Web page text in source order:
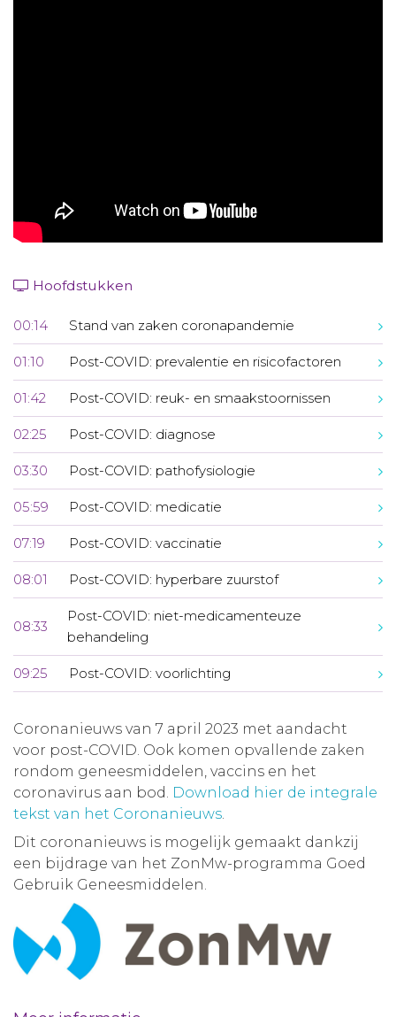
Hoofdstukken
00:14 Stand van zaken coronapandemie
01:10 Post-COVID: prevalentie en risicofactoren
01:42 Post-COVID: reuk- en smaakstoornissen
02:25 Post-COVID: diagnose
03:30 Post-COVID: pathofysiologie
05:59 Post-COVID: medicatie
07:19 Post-COVID: vaccinatie
08:01 Post-COVID: hyperbare zuurstof
08:33
Post-COVID: niet-medicamenteuze
behandeling
09:25 Post-COVID: voorlichting
Coronanieuws van 7 april 2023 met aandacht
voor post-COVID. Ook komen opvallende zaken
rondom geneesmiddelen, vaccins en het
coronavirus aan bod. Download hier de integrale
tekst van het Coronanieuws.
Dit coronanieuws is mogelijk gemaakt dankzij
een bijdrage van het ZonMw-programma Goed
Gebruik Geneesmiddelen.